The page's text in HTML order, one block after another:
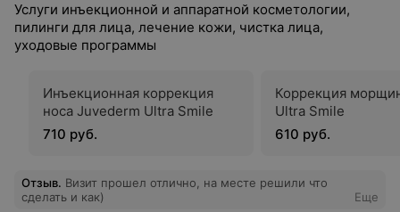
Услуги инъекционной и аппаратной косметологии,
пилинги для лица, лечение кожи, чистка лица,
уходовые программы
Инъекционная коррекция
носа Juvederm Ultra Smile
710 руб.
Коррекция
Ultra Smile
610 руб.
Отзыв. Визит прошел отлично, на месте решили что
сделать и как)
Еще